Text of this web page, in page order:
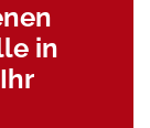
in